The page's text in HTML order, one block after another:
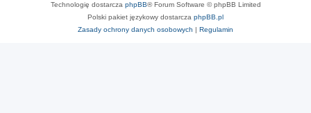
Technologię dostarcza phpBB® Forum Software © phpBB Limited
Polski pakiet językowy dostarcza phpBB.pl
Zasady ochrony danych osobowych | Regulamin